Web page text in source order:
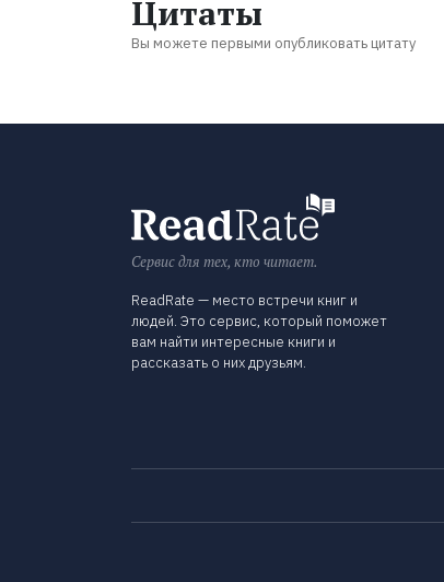
Цитаты
Вы можете первыми опубликовать цитату
Сервис для тех, кто читает.
ReadRate — место встречи книг и
людей. Это сервис, который поможет
вам найти интересные книги и
рассказать о них друзьям.